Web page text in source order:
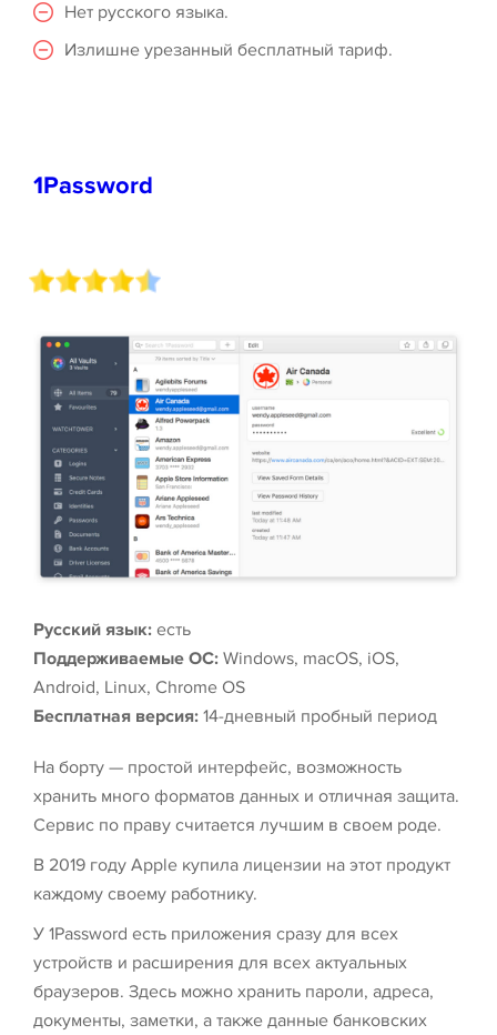
Нет русского языка.
Излишне урезанный бесплатный тариф.
1Password
Русский язык: есть
Поддерживаемые ОС: Windows, macOS, iOS,
Android, Linux, Chrome OS
Бесплатная версия: 14-дневный пробный период
На борту — простой интерфейс, возможность
хранить много форматов данных и отличная защита.
Сервис по праву считается лучшим в своем роде.
В 2019 году Apple купила лицензии на этот продукт
каждому своему работнику.
У 1Password есть приложения сразу для всех
устройств и расширения для всех актуальных
браузеров. Здесь можно хранить пароли, адреса,
документы, заметки, а также данные банковских